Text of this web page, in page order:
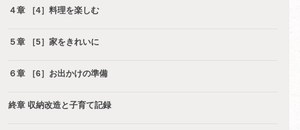
４章 ［4］料理を楽しむ
５章 ［5］家をきれいに
６章 ［6］お出かけの準備
終章 収納改造と子育て記録